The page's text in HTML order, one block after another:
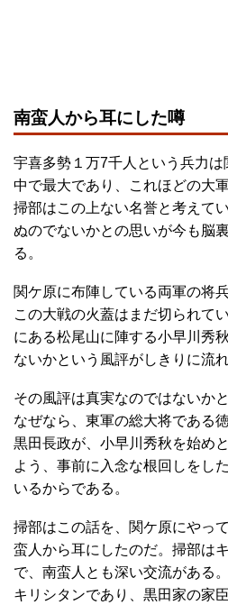
南蛮人から耳にした噂
宇喜多勢１万7千人という兵力
中で最大であり、これほどの大
掃部はこの上ない名誉と考えて
ぬのでないかとの思いが今も脳
る。
関ケ原に布陣している両軍の将
この大戦の火蓋はまだ切られて
にある松尾山に陣する小早川秀
ないかという風評がしきりに流
その風評は真実なのではないか
なぜなら、東軍の総大将である
黒田長政が、小早川秀秋を始め
よう、事前に入念な根回しをし
いるからである。
掃部はこの話を、関ケ原にやっ
蛮人から耳にしたのだ。掃部は
で、南蛮人とも深い交流がある
キリシタンであり、黒田家の家